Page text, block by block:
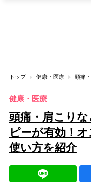
トップ 健康・医療
健康・医療
頭痛・肩こり
ピーが有効！
使い方を紹介